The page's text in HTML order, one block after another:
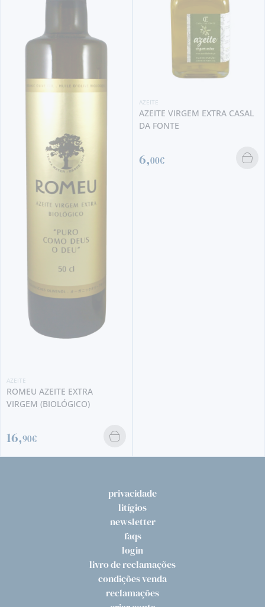
AZEITE
ROMEU AZEITE EXTRA
VIRGEM (BIOLÓGICO)
16,90€
AZEITE
AZEITE VIRGEM EXTRA CASAL
DA FONTE
6,00€
privacidade
litígios
newsletter
faqs
login
livro de reclamações
condições venda
reclamações